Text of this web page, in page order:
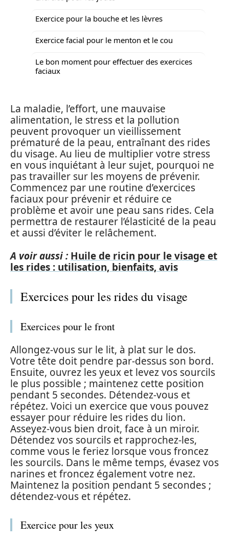
Exercice pour la bouche et les lèvres
Exercice facial pour le menton et le cou
Le bon moment pour effectuer des exercices
faciaux
La maladie, l’effort, une mauvaise
alimentation, le stress et la pollution
peuvent provoquer un vieillissement
prématuré de la peau, entraînant des rides
du visage. Au lieu de multiplier votre stress
en vous inquiétant à leur sujet, pourquoi ne
pas travailler sur les moyens de prévenir.
Commencez par une routine d’exercices
faciaux pour prévenir et réduire ce
problème et avoir une peau sans rides. Cela
permettra de restaurer l’élasticité de la peau
et aussi d’éviter le relâchement.
A voir aussi : Huile de ricin pour le visage et
les rides : utilisation, bienfaits, avis
Exercices pour les rides du visage
Exercices pour le front
Allongez-vous sur le lit, à plat sur le dos.
Votre tête doit pendre par-dessus son bord.
Ensuite, ouvrez les yeux et levez vos sourcils
le plus possible ; maintenez cette position
pendant 5 secondes. Détendez-vous et
répétez. Voici un exercice que vous pouvez
essayer pour réduire les rides du lion.
Asseyez-vous bien droit, face à un miroir.
Détendez vos sourcils et rapprochez-les,
comme vous le feriez lorsque vous froncez
les sourcils. Dans le même temps, évasez vos
narines et froncez également votre nez.
Maintenez la position pendant 5 secondes ;
détendez-vous et répétez.
Exercice pour les yeux